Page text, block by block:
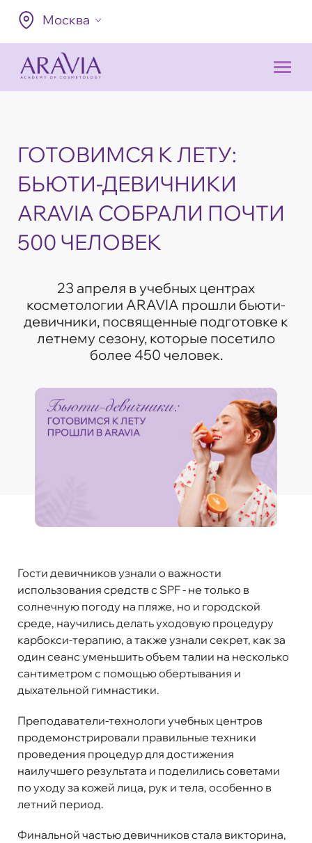
Москва
ГОТОВИМСЯ К ЛЕТУ:
БЬЮТИ-ДЕВИЧНИКИ
ARAVIA СОБРАЛИ ПОЧТИ
500 ЧЕЛОВЕК
23 апреля в учебных центрах
косметологии ARAVIA прошли бьюти-
девичники, посвященные подготовке к
летнему сезону, которые посетило
более 450 человек.
Гости девичников узнали о важности
использования средств с SPF - не только в
солнечную погоду на пляже, но и городской
среде, научились делать уходовую процедуру
карбокси-терапию, а также узнали секрет, как за
один сеанс уменьшить объем талии на несколько
сантиметром с помощью обертывания и
дыхательной гимнастики.
Преподаватели-технологи учебных центров
продемонстрировали правильные техники
проведения процедур для достижения
наилучшего результата и поделились советами
по уходу за кожей лица, рук и тела, особенно в
летний период.
Финальной частью девичников стала викторина,